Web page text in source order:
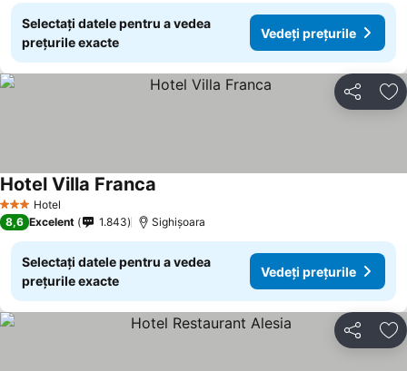
Selectați datele pentru a vedea
prețurile exacte
Vedeți prețurile
Distribuiți
3 SteleHotel
Hotel Villa Franca
8,6 Excelent 1.843 Sighișoara
Selectați datele pentru a vedea
prețurile exacte
Vedeți prețurile
Distribuiți